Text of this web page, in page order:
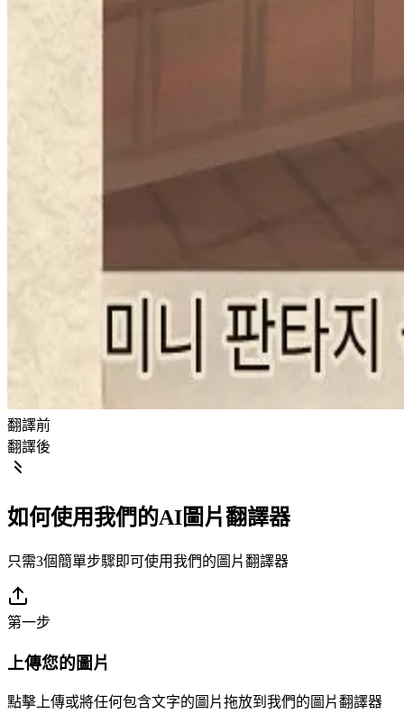
翻譯前
翻譯後
如何使用我們的AI圖片翻譯器
只需3個簡單步驟即可使用我們的圖片翻譯器
第一步
上傳您的圖片
點擊上傳或將任何包含文字的圖片拖放到我們的圖片翻譯器